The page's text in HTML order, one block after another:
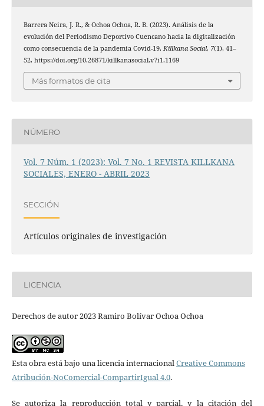
Barrera Neira, J. R., & Ochoa Ochoa, R. B. (2023). Análisis de la
evolución del Periodismo Deportivo Cuencano hacia la digitalización
como consecuencia de la pandemia Covid-19. Killkana Social, 7(1), 41–
52. https://doi.org/10.26871/killkanasocial.v7i1.1169
Más formatos de cita
NÚMERO
Vol. 7 Núm. 1 (2023): Vol. 7 No. 1 REVISTA KILLKANA
SOCIALES, ENERO - ABRIL 2023
SECCIÓN
Artículos originales de investigación
LICENCIA
Derechos de autor 2023 Ramiro Bolívar Ochoa Ochoa
Esta obra está bajo una licencia internacionalCreative Commons
Atribución-NoComercial-CompartirIgual 4.0.
Se autoriza la reproducción total y parcial, y la citación del